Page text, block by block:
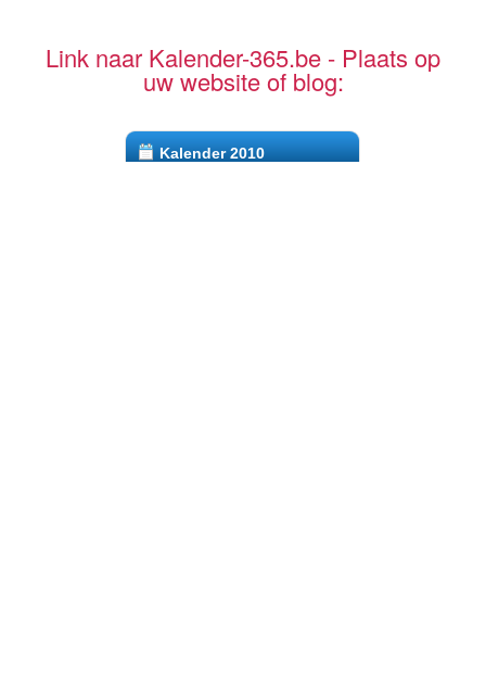
Link naar Kalender-365.be - Plaats op
uw website of blog:
Kalender 2010